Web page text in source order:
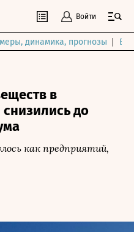
Войти
динамика, прогнозы
в
до
как предприятий,